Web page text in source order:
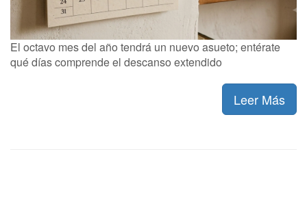
El octavo mes del año tendrá un nuevo asueto; entérate
qué días comprende el descanso extendido
Leer Más